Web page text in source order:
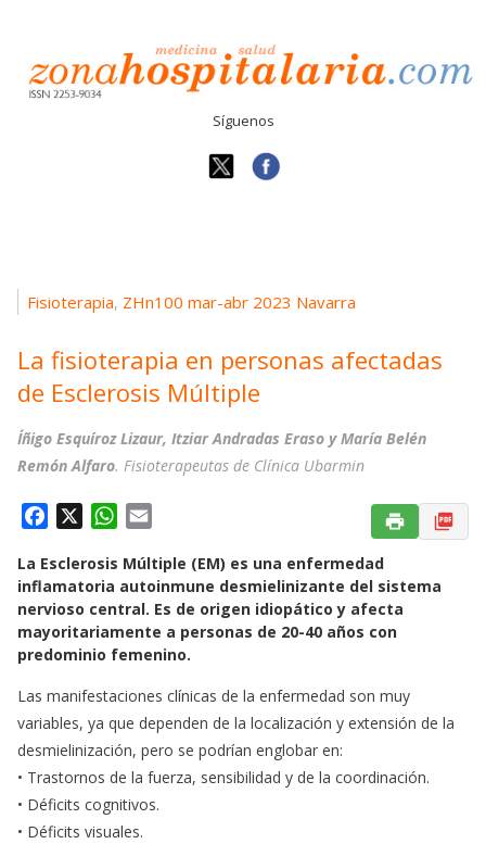
Síguenos
Fisioterapia, ZHn100 mar-abr 2023 Navarra
La fisioterapia en personas afectadas
de Esclerosis Múltiple
Íñigo Esquíroz Lizaur, Itziar Andradas Eraso y María Belén
Remón Alfaro. Fisioterapeutas de Clínica Ubarmin
c
e
b
o
k
W
a
t
s
A
p
a
i
l
La Esclerosis Múltiple (EM) es una enfermedad
inflamatoria autoinmune desmielinizante del sistema
nervioso central. Es de origen idiopático y afecta
mayoritariamente a personas de 20-40 años con
predominio femenino.
Las manifestaciones clínicas de la enfermedad son muy
variables, ya que dependen de la localización y extensión de la
desmielinización, pero se podrían englobar en:
• Trastornos de la fuerza, sensibilidad y de la coordinación.
• Déficits cognitivos.
• Déficits visuales.